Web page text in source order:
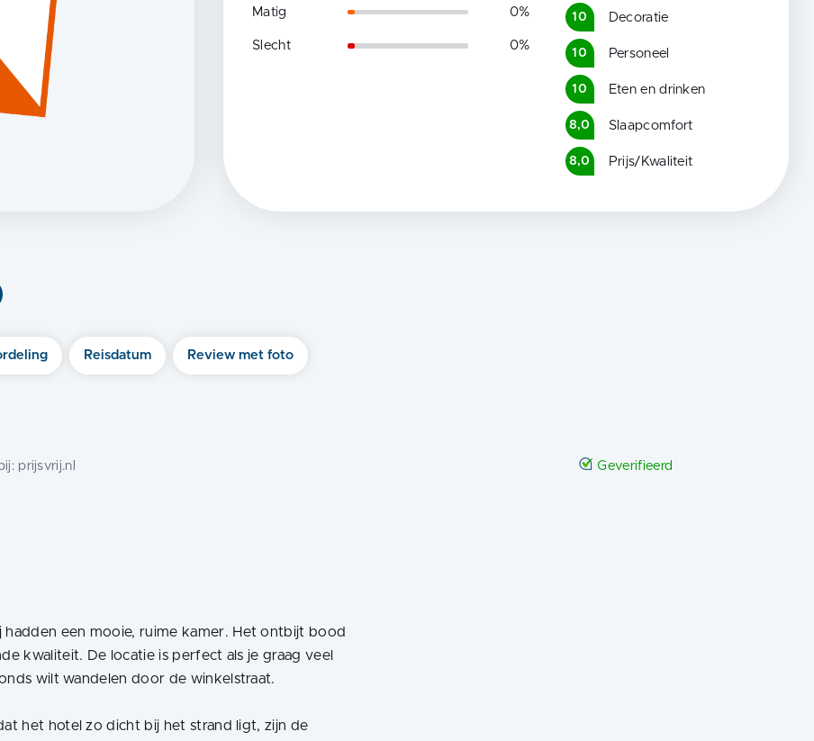
Matig 0%
Slecht 0%
10 Decoratie
10 Personeel
10 Eten en drinken
8,0 Slaapcomfort
8,0 Prijs/Kwaliteit
Reisdatum Review met foto
prijsvrij.nl Geverifieerd
een mooie, ruime kamer. Het ontbijt bood
kwaliteit. De locatie is perfect als je graag veel
wilt wandelen door de winkelstraat.
het hotel zo dicht bij het strand ligt, zijn de